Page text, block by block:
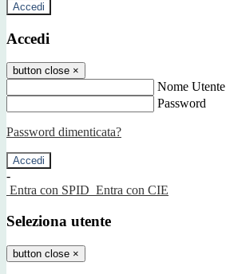
Accedi
Accedi
button close ×
Nome Utente
Password
Password dimenticata?
-
Entra con SPID Entra con CIE
Seleziona utente
button close ×